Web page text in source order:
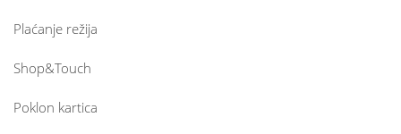
Plaćanje režija
Shop&Touch
Poklon kartica